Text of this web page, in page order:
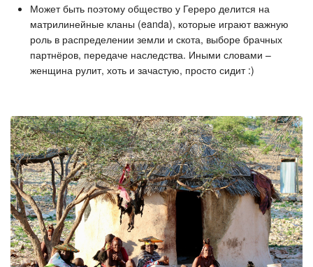
Может быть поэтому общество у Гереро делится на
матрилинейные кланы (eanda), которые играют важную
роль в распределении земли и скота, выборе брачных
партнёров, передаче наследства. Иными словами –
женщина рулит, хоть и зачастую, просто сидит :)